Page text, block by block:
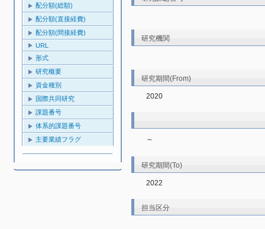
配分額(総額)
配分額(直接経費)
配分額(間接経費)
URL
形式
研究概要
資金種別
国際共同研究
課題番号
体系的課題番号
主要業績フラグ
研究機関
研究期間(From)
2020
～
研究期間(To)
2022
担当区分